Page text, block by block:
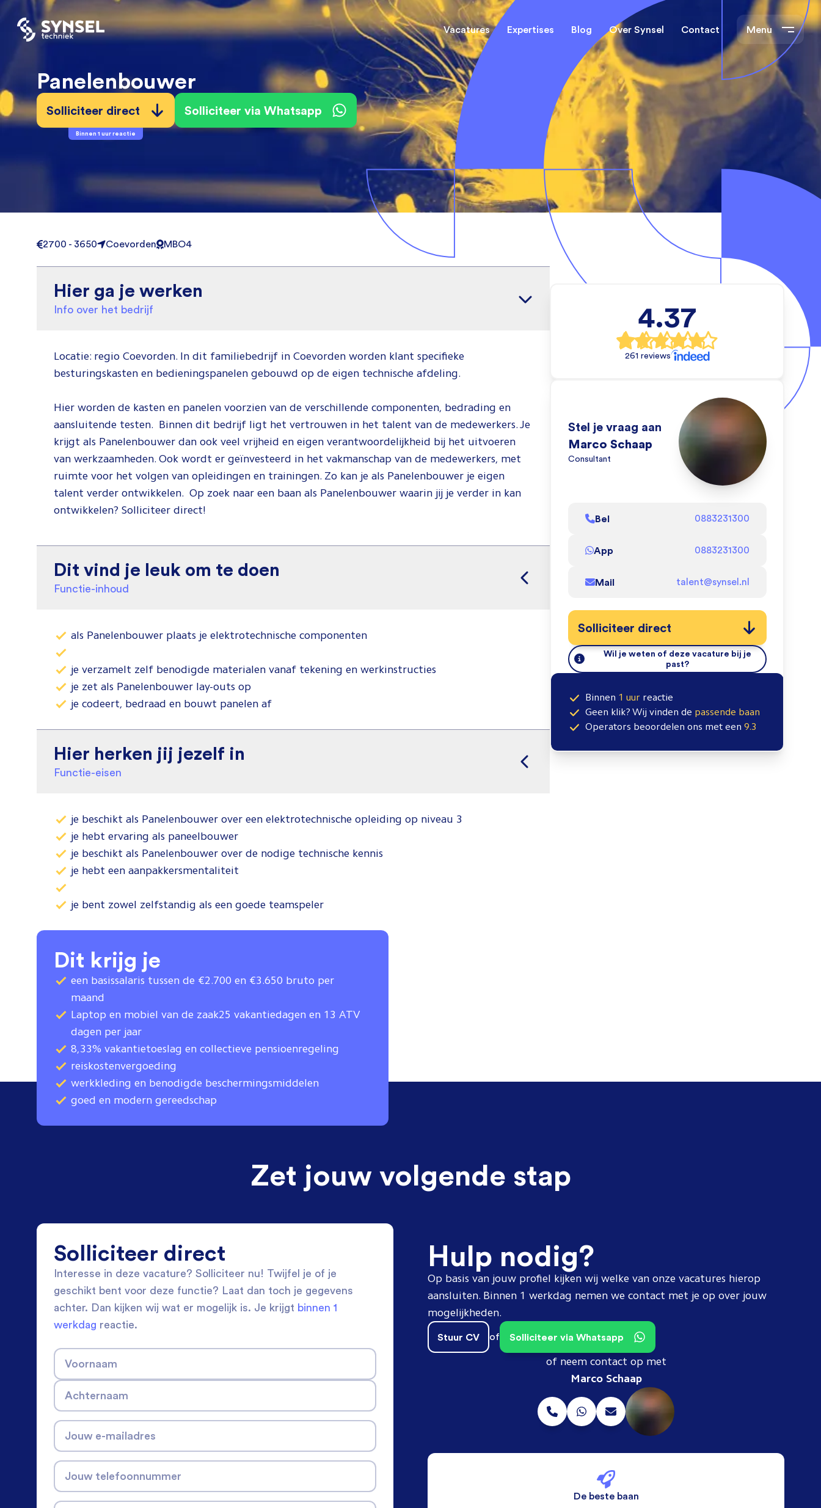
Vacatures
(Field) Service Engineers Mechanical Engineers
Software & Electrical
Engineers
Monteurs Technische
Monteurs binnendienst Installatietechniek
Technisch-Commercieel Operators
Expertises
(Field) Service Engineers Mechanical Engineers
Software & Electrical
Engineers
Monteurs Technische
Dienst
Monteurs binnendienst
Blog Over Synsel Contact Menu
Panelenbouwer
Solliciteer direct
Binnen 1 uur reactie
Solliciteer via Whatsapp
voor
video om te
zien hoe wij dat
doen!
2700 - 3650 Coevorden MBO4
Hier ga je werken
Info over het bedrijf
Locatie: regio Coevorden. In dit familiebedrijf in Coevorden worden klant specifieke
besturingskasten en bedieningspanelen gebouwd op de eigen technische afdeling.
Hier worden de kasten en panelen voorzien van de verschillende componenten, bedrading en
aansluitende testen. Binnen dit bedrijf ligt het vertrouwen in het talent van de medewerkers. Je
krijgt als Panelenbouwer dan ook veel vrijheid en eigen verantwoordelijkheid bij het uitvoeren
van werkzaamheden. Ook wordt er geïnvesteerd in het vakmanschap van de medewerkers, met
ruimte voor het volgen van opleidingen en trainingen. Zo kan je als Panelenbouwer je eigen
talent verder ontwikkelen. Op zoek naar een baan als Panelenbouwer waarin jij je verder in kan
ontwikkelen? Solliciteer direct!
Dit vind je leuk om te doen
Functie-inhoud
als Panelenbouwer plaats je elektrotechnische componenten
je verzamelt zelf benodigde materialen vanaf tekening en werkinstructies
je zet als Panelenbouwer lay-outs op
je codeert, bedraad en bouwt panelen af
Hier herken jij jezelf in
Functie-eisen
je beschikt als Panelenbouwer over een elektrotechnische opleiding op niveau 3
je hebt ervaring als paneelbouwer
je beschikt als Panelenbouwer over de nodige technische kennis
je hebt een aanpakkersmentaliteit
je bent zowel zelfstandig als een goede teamspeler
Dit krijg je
een basissalaris tussen de €2.700 en €3.650 bruto per
maand
Laptop en mobiel van de zaak25 vakantiedagen en 13 ATV
dagen per jaar
8,33% vakantietoeslag en collectieve pensioenregeling
reiskostenvergoeding
werkkleding en benodigde beschermingsmiddelen
goed en modern gereedschap
4.37
261 reviews
Stel je vraag aan
Marco Schaap
Consultant
Bel 0883231300
App 0883231300
Mail talent@synsel.nl
Solliciteer direct
Wil je weten of deze vacature bij je
past?
Binnen 1 uur reactie
Geen klik? Wij vinden de passende baan
Operators beoordelen ons met een 9.3
Zet jouw volgende stap
Solliciteer direct
Interesse in deze vacature? Solliciteer nu! Twijfel je of je
geschikt bent voor deze functie? Laat dan toch je gegevens
achter. Dan kijken wij wat er mogelijk is. Je krijgt binnen 1
werkdag reactie.
Voornaam
Achternaam
Jouw e-mailadres
Jouw telefoonnummer
Hulp nodig?
Op basis van jouw profiel kijken wij welke van onze vacatures hierop
aansluiten. Binnen 1 werkdag nemen we contact met je op over jouw
mogelijkheden.
Stuur CV of Solliciteer via Whatsapp
of neem contact op met
Marco Schaap
De beste baan